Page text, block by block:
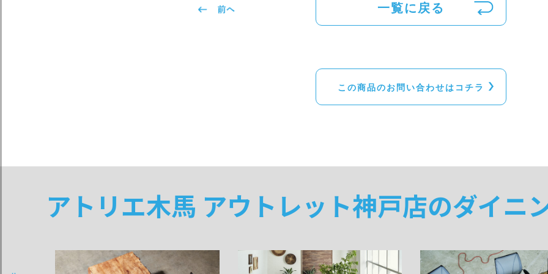
一覧に戻る
この商品のお問い合わせはコチラ
アトリエ木馬 アウトレット神戸店のダイニ